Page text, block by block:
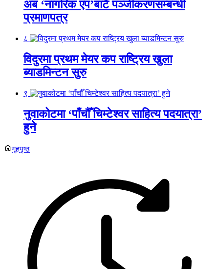
अब ‘नागरिक एप’बाटै पञ्जीकरणसम्बन्धी
प्रमाणपत्र
८
विदुरमा प्रथम मेयर कप राष्ट्रिय खुला
ब्याडमिन्टन सुरु
९
नुवाकोटमा ‘पाँचौँ चिम्टेश्वर साहित्य पदयात्रा’
हुने
गृहपृष्ठ